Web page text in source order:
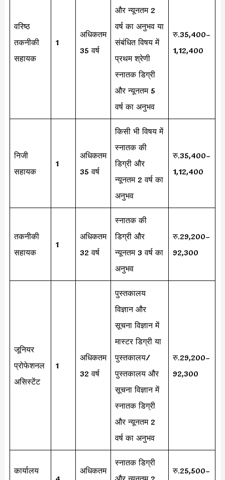
वरिष्ठ
तकनीकी
सहायक
1
अधिकतम
35 वर्ष
और न्यूनतम 2
वर्ष का अनुभव या
संबंधित विषय में
प्रथम श्रेणी
स्नातक डिग्री
और न्यूनतम 5
वर्ष का अनुभव
रु.35,400–
1,12,400
निजी
सहायक
1
अधिकतम
35 वर्ष
किसी भी विषय में
स्नातक की
डिग्री और
न्यूनतम 2 वर्ष का
अनुभव
रु.35,400–
1,12,400
तकनीकी
सहायक
1
अधिकतम
32 वर्ष
स्नातक की
डिग्री और
न्यूनतम 3 वर्ष का
अनुभव
रु.29,200–
92,300
जूनियर
प्रोफेशनल
असिस्टेंट
1
अधिकतम
32 वर्ष
पुस्तकालय
विज्ञान और
सूचना विज्ञान में
मास्टर डिग्री या
पुस्तकालय/
पुस्तकालय और
सूचना विज्ञान में
स्नातक डिग्री
और न्यूनतम 2
वर्ष का अनुभव
रु.29,200–
92,300
कार्यालय
अधिकतम
स्नातक डिग्री
रु.25,500–